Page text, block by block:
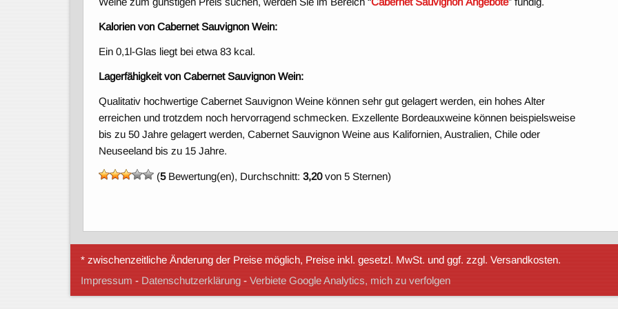
Kalorien von Cabernet Sauvignon Wein:
Ein 0,1l-Glas liegt bei etwa 83 kcal.
Lagerfähigkeit von Cabernet Sauvignon Wein:
Qualitativ hochwertige Cabernet Sauvignon Weine können sehr gut gelagert werden, ein hohes Alter
erreichen und trotzdem noch hervorragend schmecken. Exzellente Bordeauxweine können beispielsweise
bis zu 50 Jahre gelagert werden, Cabernet Sauvignon Weine aus Kalifornien, Australien, Chile oder
Neuseeland bis zu 15 Jahre.
(5Bewertung(en), Durchschnitt:3,20von 5 Sternen)
* zwischenzeitliche Änderung der Preise möglich, Preise inkl. gesetzl. MwSt. und ggf. zzgl. Versandkosten.
Impressum - Datenschutzerklärung - Verbiete Google Analytics, mich zu verfolgen